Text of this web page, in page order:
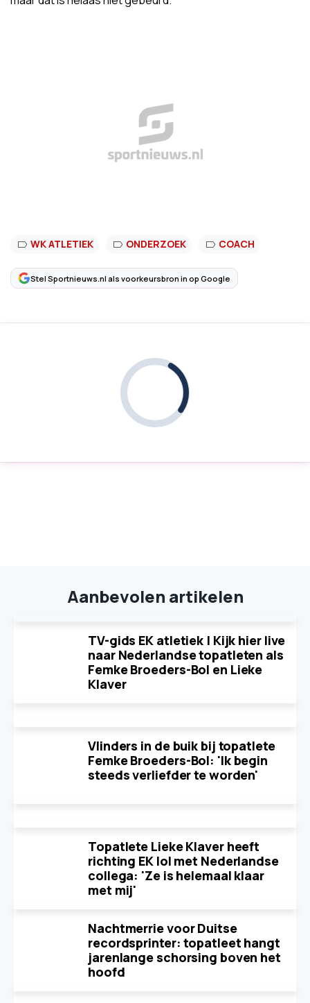
WK ATLETIEK ONDERZOEK COACH
Stel Sportnieuws.nl als voorkeursbron in op Google
Aanbevolen artikelen
TV-gids EK atletiek | Kijk hier live
naar Nederlandse topatleten als
Femke Broeders-Bol en Lieke
Klaver
Vlinders in de buik bij topatlete
Femke Broeders-Bol: 'Ik begin
steeds verliefder te worden'
Topatlete Lieke Klaver heeft
richting EK lol met Nederlandse
collega: 'Ze is helemaal klaar
met mij'
Nachtmerrie voor Duitse
recordsprinter: topatleet hangt
jarenlange schorsing boven het
hoofd